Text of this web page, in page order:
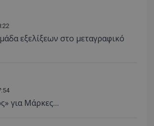
εξελίξεων στο μεταγραφικό
για Μάρκες…